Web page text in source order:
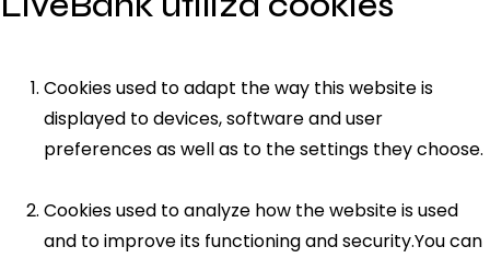
Cookies used to adapt the way this website is
displayed to devices, software and user
preferences as well as to the settings they choose.
Cookies used to analyze how the website is used
and to improve its functioning and security.You can